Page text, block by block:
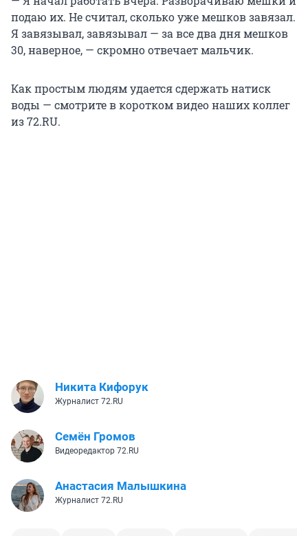
подаю их. Не считал, сколько уже мешков завязал.
Я завязывал, завязывал — за все два дня мешков
30, наверное, — скромно отвечает мальчик.
Как простым людям удается сдержать натиск
воды — смотрите в коротком видео наших коллег
из 72.RU.
Никита Кифорук
Журналист 72.RU
Семён Громов
Видеоредактор 72.RU
Анастасия Малышкина
Журналист 72.RU